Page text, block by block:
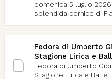
domenica 5 luglio
splendida cornice di
Fedora di Umberto
Stagione Lirica e
Fedora di Umberto
Stagione Lirica e